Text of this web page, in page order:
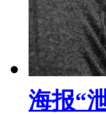
海报“